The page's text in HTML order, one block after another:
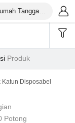
Produk
Disposabel
Potong